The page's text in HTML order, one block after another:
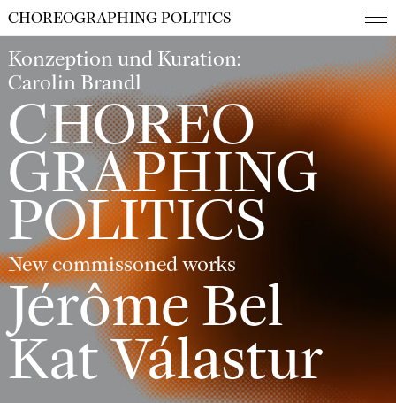
CHOREOGRAPHING POLITICS
Konzeption und Kuration:
Carolin Brandl
CHOREO
GRAPHING
POLITICS
New commissoned works
Jérôme Bel
Kat Válastur